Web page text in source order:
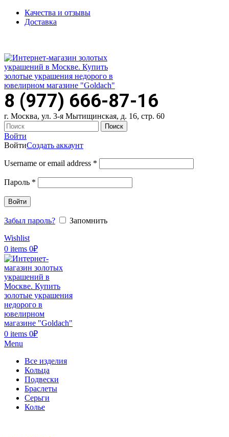
Качества и отзывы
Доставка
8 (977) 666-87-16
г. Москва, ул. 3-я Мытищинская, д. 16, стр. 60
Поиск
Войти
ВойтиСоздать аккаунт
Username or email address *
Пароль *
Войти
Забыл пароль?
Запомнить
Wishlist
0 items 0₽
0 items 0₽
Menu
Все изделия
Кольца
Подвески
Браслеты
Серьги
Колье